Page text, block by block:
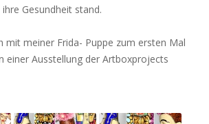
Gesundheit stand.
mit meiner Frida- Puppe zum ersten Mal
einer Ausstellung der Artboxprojects